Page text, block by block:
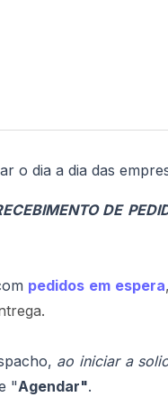
o dia a dia das
DE
pedidos em espera
ao iniciar a
"Agendar".